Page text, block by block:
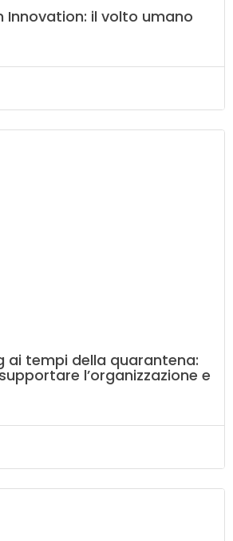
Innovation: il volto umano
ai tempi della quarantena:
l’organizzazione e